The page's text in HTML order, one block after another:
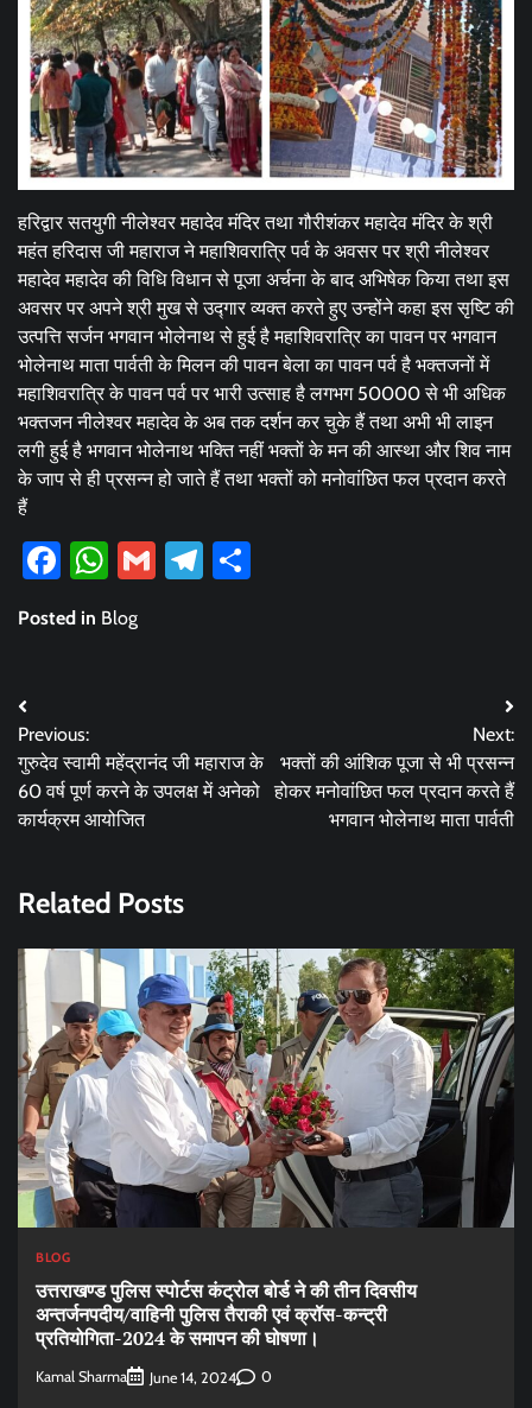
हरिद्वार सतयुगी नीलेश्वर महादेव मंदिर तथा गौरीशंकर महादेव मंदिर के श्री
महंत हरिदास जी महाराज ने महाशिवरात्रि पर्व के अवसर पर श्री नीलेश्वर
महादेव महादेव की विधि विधान से पूजा अर्चना के बाद अभिषेक किया तथा इस
अवसर पर अपने श्री मुख से उद्गार व्यक्त करते हुए उन्होंने कहा इस सृष्टि की
उत्पत्ति सर्जन भगवान भोलेनाथ से हुई है महाशिवरात्रि का पावन पर भगवान
भोलेनाथ माता पार्वती के मिलन की पावन बेला का पावन पर्व है भक्तजनों में
महाशिवरात्रि के पावन पर्व पर भारी उत्साह है लगभग 50000 से भी अधिक
भक्तजन नीलेश्वर महादेव के अब तक दर्शन कर चुके हैं तथा अभी भी लाइन
लगी हुई है भगवान भोलेनाथ भक्ति नहीं भक्तों के मन की आस्था और शिव नाम
के जाप से ही प्रसन्न हो जाते हैं तथा भक्तों को मनोवांछित फल प्रदान करते
हैं
Facebook
WhatsApp
GmailTelegram
Posted in Blog
Post
navigation
Previous:
गुरुदेव स्वामी महेंद्रानंद जी महाराज के
60 वर्ष पूर्ण करने के उपलक्ष में अनेको
कार्यक्रम आयोजित
Next:
भक्तों की आंशिक पूजा से भी प्रसन्न
होकर मनोवांछित फल प्रदान करते हैं
भगवान भोलेनाथ माता पार्वती
Related Posts
BLOG
उत्तराखण्ड पुलिस स्पोर्टस कंट्रोल बोर्ड ने की तीन दिवसीय
अन्तर्जनपदीय/वाहिनी पुलिस तैराकी एवं क्रॉस-कन्ट्री
प्रतियोगिता-2024 के समापन की घोषणा।
Kamal Sharma June 14, 2024 0